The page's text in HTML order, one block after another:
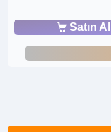
Satın Al